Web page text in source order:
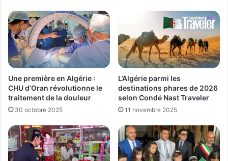
Une première en Algérie :
CHU d’Oran révolutionne le
traitement de la douleur
30 octobre 2025
L’Algérie parmi les
destinations phares de 2026
selon Condé Nast Traveler
11 novembre 2025